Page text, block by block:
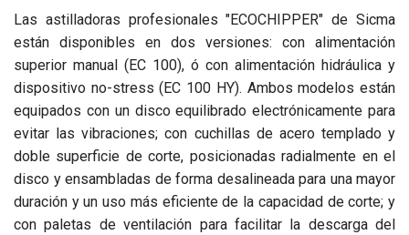
Ausama hoy
Marcas que
trabajamos
Encuesta de
satisfacción
Ocasión
Postventa
Registra tu
máquina
Recambios
Soporte
Actualidad
Blog
Prensa
Contacto
Las astilladoras profesionales "ECOCHIPPER" de Sicma
están disponibles en dos versiones: con alimentación
superior manual (EC 100), ó con alimentación hidráulica y
dispositivo no-stress (EC 100 HY). Ambos modelos están
equipados con un disco equilibrado electrónicamente para
evitar las vibraciones; con cuchillas de acero templado y
doble superficie de corte, posicionadas radialmente en el
disco y ensambladas de forma desalineada para una mayor
duración y un uso más eficiente de la capacidad de corte; y
con paletas de ventilación para facilitar la descarga del